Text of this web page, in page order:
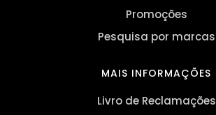
Promoções
Pesquisa por marcas
MAIS INFORMAÇÕES
Livro de Reclamações